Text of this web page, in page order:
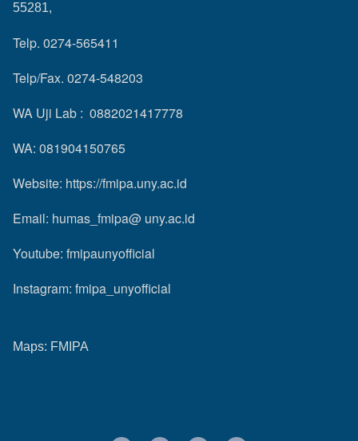
55281,
Telp. 0274-565411
Telp/Fax. 0274-548203
WA Uji Lab : 0882021417778
WA: 081904150765
Website: https://fmipa.uny.ac.id
Email: humas_fmipa@ uny.ac.id
Youtube: fmipaunyofficial
Instagram: fmipa_unyofficial
Maps: FMIPA